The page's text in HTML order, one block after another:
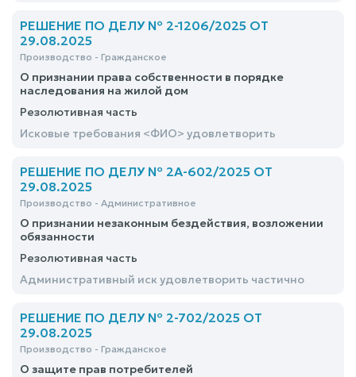
РЕШЕНИЕ ПО ДЕЛУ № 2-1206/2025 ОТ
29.08.2025
Производство - Гражданское
О признании права собственности в порядке
наследования на жилой дом
Резолютивная часть
Исковые требования <ФИО> удовлетворить
РЕШЕНИЕ ПО ДЕЛУ № 2А-602/2025 ОТ
29.08.2025
Производство - Административное
О признании незаконным бездействия, возложении
обязанности
Резолютивная часть
Административный иск удовлетворить частично
РЕШЕНИЕ ПО ДЕЛУ № 2-702/2025 ОТ
29.08.2025
Производство - Гражданское
О защите прав потребителей